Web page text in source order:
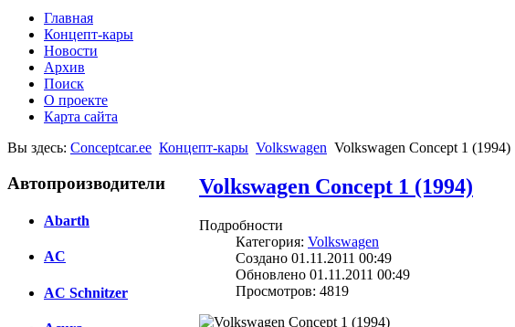
Главная
Концепт-кары
Новости
Архив
Поиск
О проекте
Карта сайта
Вы здесь: Conceptcar.ee Концепт-кары Volkswagen Volkswagen Concept 1 (1994)
Автопроизводители
Abarth
AC
AC Schnitzer
Volkswagen Concept 1 (1994)
Подробности
Категория: Volkswagen
Создано 01.11.2011 00:49
Обновлено 01.11.2011 00:49
Просмотров: 4819